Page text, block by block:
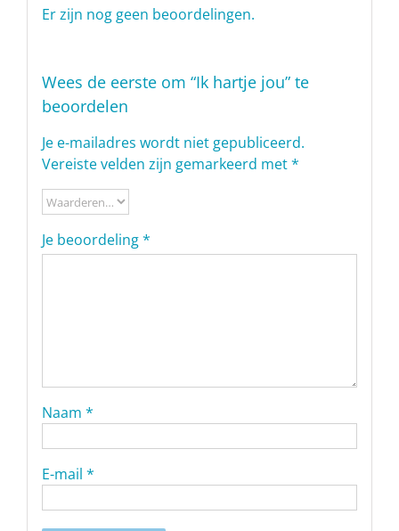
Er zijn nog geen beoordelingen.
Wees de eerste om “Ik hartje jou” te
beoordelen
Je e-mailadres wordt niet gepubliceerd.
Vereiste velden zijn gemarkeerd met*
Je beoordeling*
Naam *
E-mail *